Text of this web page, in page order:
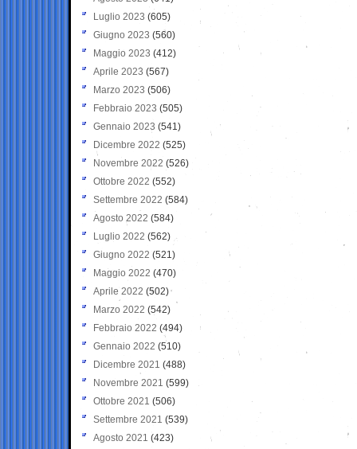
Luglio 2023 (605)
Giugno 2023 (560)
Maggio 2023 (412)
Aprile 2023 (567)
Marzo 2023 (506)
Febbraio 2023 (505)
Gennaio 2023 (541)
Dicembre 2022 (525)
Novembre 2022 (526)
Ottobre 2022 (552)
Settembre 2022 (584)
Agosto 2022 (584)
Luglio 2022 (562)
Giugno 2022 (521)
Maggio 2022 (470)
Aprile 2022 (502)
Marzo 2022 (542)
Febbraio 2022 (494)
Gennaio 2022 (510)
Dicembre 2021 (488)
Novembre 2021 (599)
Ottobre 2021 (506)
Settembre 2021 (539)
Agosto 2021 (423)